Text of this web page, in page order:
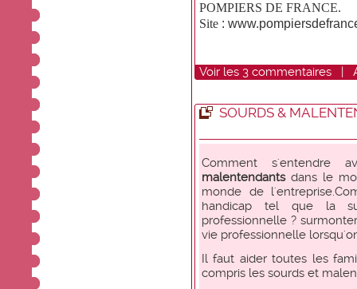
POMPIERS DE FRANCE.
Site :
Voir les 3 commentaires |
SOURDS &
Comment s'entendre
malentendantsdans le
monde de
handicap tel que la
professionnelle ?
vie professionnelle
Il faut aider toutes les
compris les sourds et